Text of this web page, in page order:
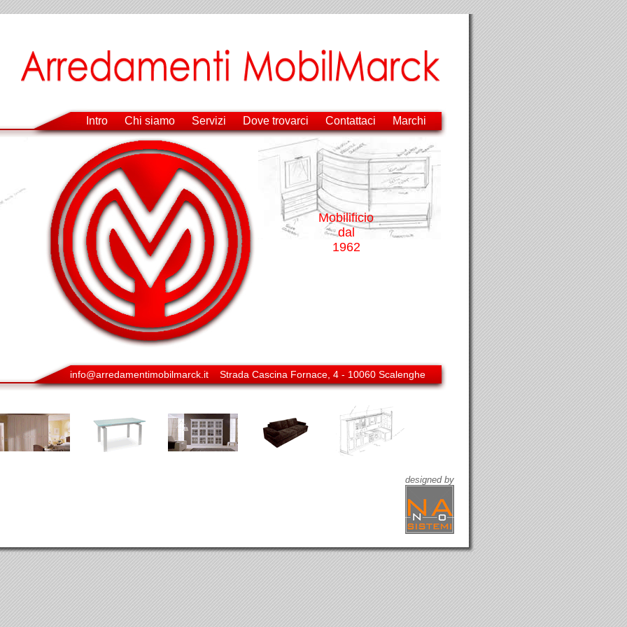
Intro Chi siamo Servizi Dove trovarci Contattaci Marchi
Mobilificio
dal
1962
info@arredamentimobilmarck.itStrada Cascina Fornace, 4 - 10060 Scalenghe
designed by